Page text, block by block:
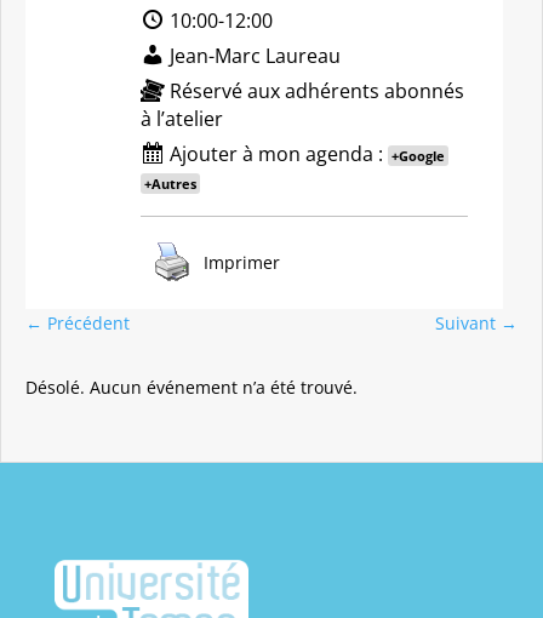
10:00-12:00
Jean-Marc Laureau
Réservé aux adhérents abonnés
à l’atelier
Ajouter à mon agenda : +Google
+Autres
Imprimer
← Précédent Suivant →
Désolé. Aucun événement n’a été trouvé.